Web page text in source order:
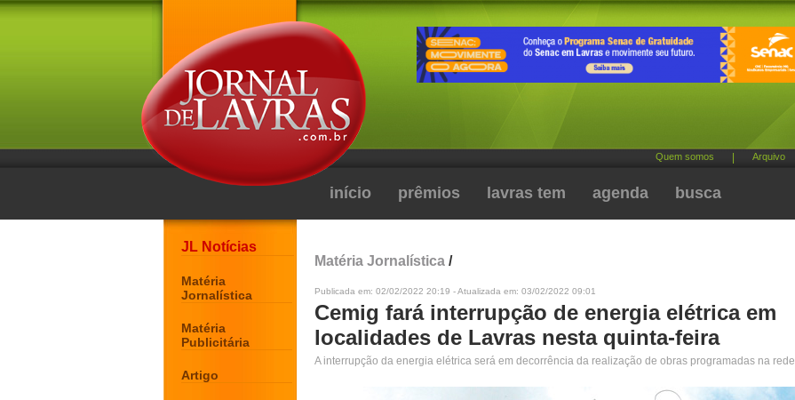
Quem somos Arquivo
início prêmios lavras tem agenda busca
JL Notícias
Matéria
Jornalística
Matéria
Publicitária
Artigo
Matéria Jornalística /
Publicada em: 02/02/2022 20:19 - Atualizada em: 03/02/2022 09:01
Cemig fará interrupção de energia elétrica em
localidades de Lavras nesta quinta-feira
A interrupção da energia elétrica será em decorrência da realização de obras programadas na rede